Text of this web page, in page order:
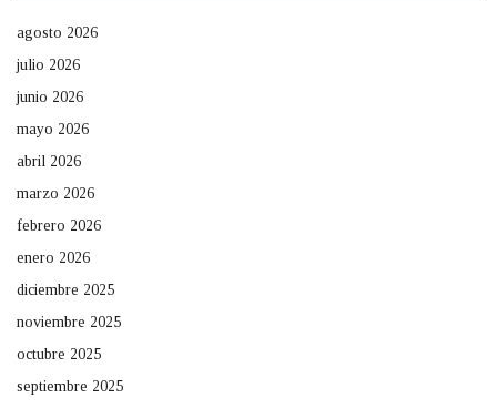
agosto 2026
julio 2026
junio 2026
mayo 2026
abril 2026
marzo 2026
febrero 2026
enero 2026
diciembre 2025
noviembre 2025
octubre 2025
septiembre 2025